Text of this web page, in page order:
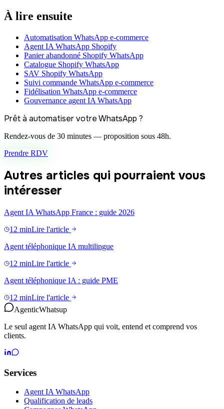
À lire ensuite
Automatisation WhatsApp e-commerce
Agent IA WhatsApp Shopify
Panier abandonné Shopify WhatsApp
Catalogue Shopify WhatsApp
SAV Shopify WhatsApp
Suivi commande WhatsApp e-commerce
Fidélisation WhatsApp e-commerce
Gouvernance agent IA WhatsApp
Prêt à automatiser votre WhatsApp ?
Rendez-vous de 30 minutes — proposition sous 48h.
Prendre RDV
Autres articles qui pourraient vous
intéresser
Agent IA WhatsApp France : guide 2026
12 minLire l'article
Agent téléphonique IA multilingue
12 minLire l'article
Agent téléphonique IA : guide PME
12 minLire l'article
AgenticWhatsup
Le seul agent IA WhatsApp qui voit, entend et comprend vos
clients.
Services
Agent IA WhatsApp
Qualification de leads